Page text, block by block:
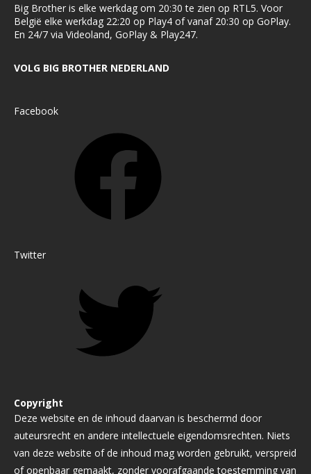
Big Brother is elke werkdag om 20:30 te zien op RTL5. Voor
België elke werkdag 22:20 op Play4 of vanaf 20:30 op GoPlay.
En 24/7 via Videoland, GoPlay & Play247.
VOLG BIG BROTHER NEDERLAND
Facebook
Twitter
Copyright
Deze website en de inhoud daarvan is beschermd door
auteursrecht en andere intellectuele eigendomsrechten. Niets
van deze website of de inhoud mag worden gebruikt, verspreid
of openbaar gemaakt, zonder voorafgaande toestemming van